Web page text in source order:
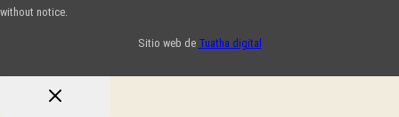
without notice.
Sitio web de Tuatha digital